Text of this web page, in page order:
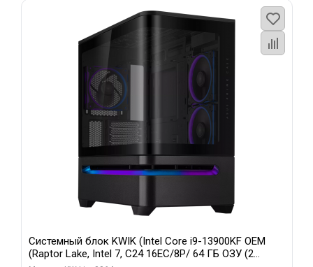
Системный блок KWIK (Intel Core i9-13900KF OEM
(Raptor Lake, Intel 7, C24 16EC/8P/ 64 ГБ ОЗУ (2